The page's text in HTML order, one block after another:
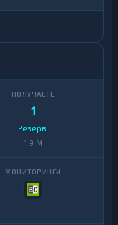
1
Резерв:
1,9 M